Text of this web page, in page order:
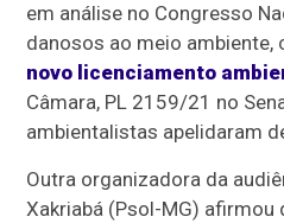
em análise no Congresso
danosos ao meio ambiente,
novo licenciamento
Câmara, PL 2159/21 no
ambientalistas apelidaram
Outra organizadora da
Xakriabá (Psol-MG) afirmou